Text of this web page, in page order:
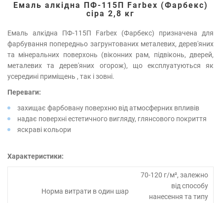
Емаль алкідна ПФ-115П Farbex (Фарбекс)
сіра 2,8 кг
Емаль алкідна ПФ-115П Farbex (Фарбекс) призначена для
фарбування попередньо загрунтованих металевих, дерев'яних
та мінеральних поверхонь (віконних рам, підвіконь, дверей,
металевих та дерев'яних огорож), що експлуатуються як
усередині приміщень , так і зовні.
Переваги:
захищає фарбовану поверхню від атмосферних впливів
надає поверхні естетичного вигляду, глянсового покриття
яскраві кольори
Характеристики:
Норма витрати в один шар
70-120 г/м², залежно
від способу
нанесення та типу